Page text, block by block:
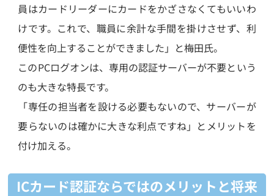
員はカードリーダーにカードをかざさなくてもいいわ
けです。これで、職員に余計な手間を掛けさせず、利
便性を向上することができました」と梅田氏。
このPCログオンは、専用の認証サーバーが不要という
のも大きな特長です。
「専任の担当者を設ける必要もないので、サーバーが
要らないのは確かに大きな利点ですね」とメリットを
付け加える。
ICカード認証ならではのメリットと将来